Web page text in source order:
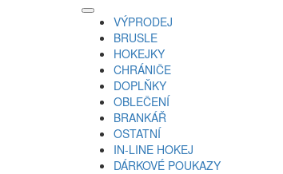
VÝPRODEJ
BRUSLE
HOKEJKY
CHRÁNIČE
DOPLŇKY
OBLEČENÍ
BRANKÁŘ
OSTATNÍ
IN-LINE HOKEJ
DÁRKOVÉ POUKAZY